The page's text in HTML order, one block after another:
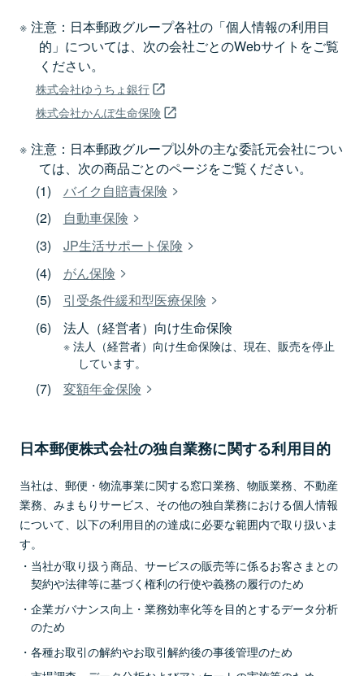
注意：日本郵政グループ各社の「個人情報の利用目
的」については、次の会社ごとのWebサイトをご覧
ください。
株式会社ゆうちょ銀行
株式会社かんぽ生命保険
注意：日本郵政グループ以外の主な委託元会社につい
ては、次の商品ごとのページをご覧ください。
バイク自賠責保険
自動車保険
JP生活サポート保険
がん保険
引受条件緩和型医療保険
法人（経営者）向け生命保険
法人（経営者）向け生命保険は、現在、販売を停止
しています。
変額年金保険
日本郵便株式会社の独自業務に関する利用目的
当社は、郵便・物流事業に関する窓口業務、物販業務、不動産
業務、みまもりサービス、その他の独自業務における個人情報
について、以下の利用目的の達成に必要な範囲内で取り扱いま
す。
当社が取り扱う商品、サービスの販売等に係るお客さまとの
契約や法律等に基づく権利の行使や義務の履行のため
企業ガバナンス向上・業務効率化等を目的とするデータ分析
のため
各種お取引の解約やお取引解約後の事後管理のため